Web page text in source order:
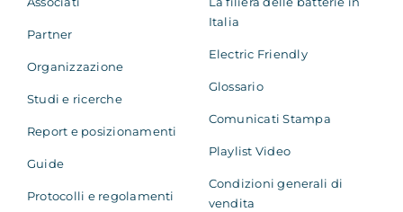
Partner
Organizzazione
Studi e ricerche
Report e posizionamenti
Guide
Protocolli e regolamenti
Italia
Electric Friendly
Glossario
Comunicati Stampa
Playlist Video
Condizioni generali di
vendita